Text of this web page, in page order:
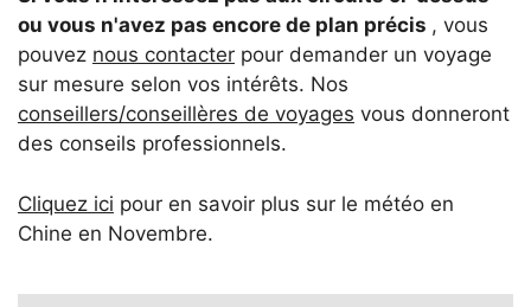
ou vous n'avez pas encore de plan précis , vous
pouvez nous contacter pour demander un voyage
sur mesure selon vos intérêts. Nos
conseillers/conseillères de voyages vous donneront
des conseils professionnels.
Cliquez ici pour en savoir plus sur le météo en
Chine en Novembre.